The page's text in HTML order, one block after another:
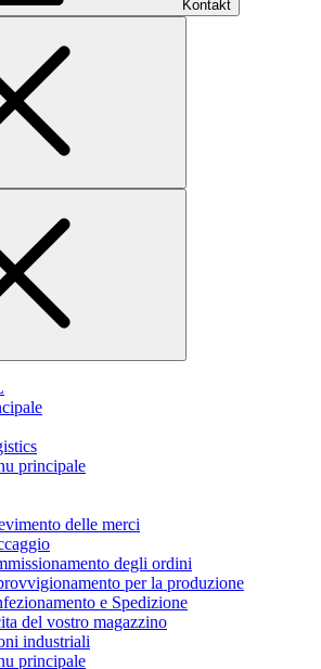
Kontakt
principale
delle merci
degli ordini
per la produzione
e Spedizione
del vostro magazzino
industriali
principale